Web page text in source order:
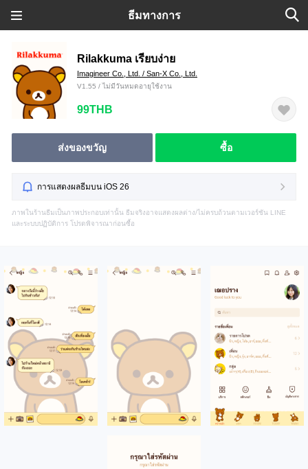
ธีมทางการ
Rilakkuma เรียบง่าย
Imagineer Co., Ltd. / San-X Co., Ltd.
V1.55 / ไม่มีวันหมดอายุใช้งาน
99THB
ส่งของขวัญ ซื้อ
การแสดงผลธีมบน iOS 26
ภาพในร้านธีมเป็นภาพประกอบเท่านั้น ธีมจริงอาจแสดงผลต่าง/ไม่ครบถ้วนตามเวอร์ชัน LINE
และระบบปฏิบัติการ โปรดพิจารณาก่อนซื้อ